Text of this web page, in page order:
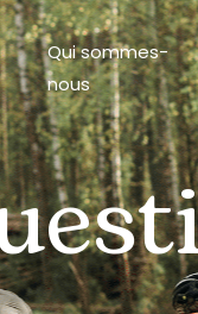
Qui sommes-
nous